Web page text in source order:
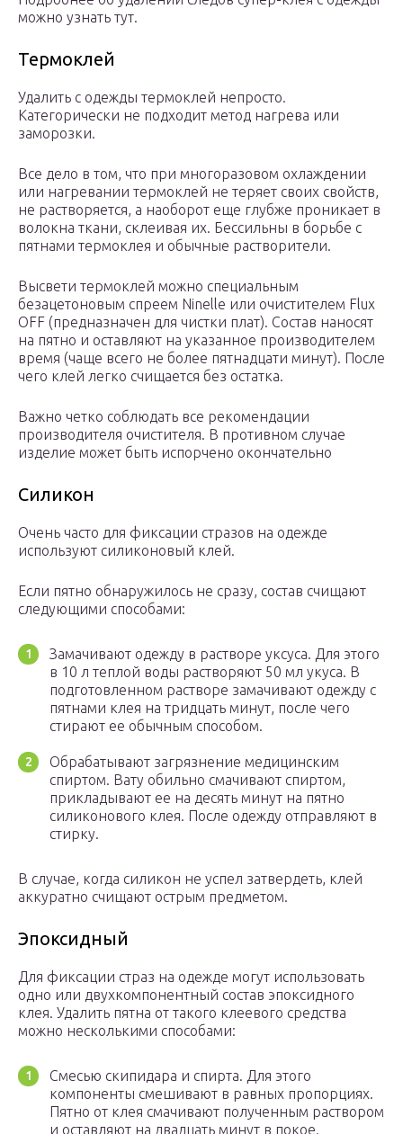
можно узнать тут.
Термоклей
Удалить с одежды термоклей непросто.
Категорически не подходит метод нагрева или
заморозки.
Все дело в том, что при многоразовом охлаждении
или нагревании термоклей не теряет своих свойств,
не растворяется, а наоборот еще глубже проникает в
волокна ткани, склеивая их. Бессильны в борьбе с
пятнами термоклея и обычные растворители.
Высвети термоклей можно специальным
безацетоновым спреем Ninelle или очистителем Flux
OFF (предназначен для чистки плат). Состав наносят
на пятно и оставляют на указанное производителем
время (чаще всего не более пятнадцати минут). После
чего клей легко счищается без остатка.
Важно четко соблюдать все рекомендации
производителя очистителя. В противном случае
изделие может быть испорчено окончательно
Силикон
Очень часто для фиксации стразов на одежде
используют силиконовый клей.
Если пятно обнаружилось не сразу, состав счищают
следующими способами:
Замачивают одежду в растворе уксуса. Для этого
в 10 л теплой воды растворяют 50 мл укуса. В
подготовленном растворе замачивают одежду с
пятнами клея на тридцать минут, после чего
стирают ее обычным способом.
Обрабатывают загрязнение медицинским
спиртом. Вату обильно смачивают спиртом,
прикладывают ее на десять минут на пятно
силиконового клея. После одежду отправляют в
стирку.
В случае, когда силикон не успел затвердеть, клей
аккуратно счищают острым предметом.
Эпоксидный
Для фиксации страз на одежде могут использовать
одно или двухкомпонентный состав эпоксидного
клея. Удалить пятна от такого клеевого средства
можно несколькими способами:
Смесью скипидара и спирта. Для этого
компоненты смешивают в равных пропорциях.
Пятно от клея смачивают полученным раствором
и оставляют на двадцать минут в покое.